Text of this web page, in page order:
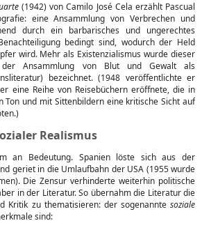
(1942) von Camilo José Cela erzählt Pascual
eine Ansammlung von Verbrechen und
durch ein barbarisches und ungerechtes
bedingt sind, wodurch der Held
wird. Mehr als Existenzialismus wurde dieser
der Ansammlung von Blut und Gewalt als
bezeichnet. (1948 veröffentlichte er
eine Reihe von Reisebüchern eröffnete, die in
Ton und mit Sittenbildern eine kritische Sicht auf
Realismus
an Bedeutung. Spanien löste sich aus der
geriet in die Umlaufbahn der USA (1955 wurde
Die Zensur verhinderte weiterhin politische
in der Literatur. So übernahm die Literatur die
Kritik zu thematisieren: der sogenannte soziale
sind: